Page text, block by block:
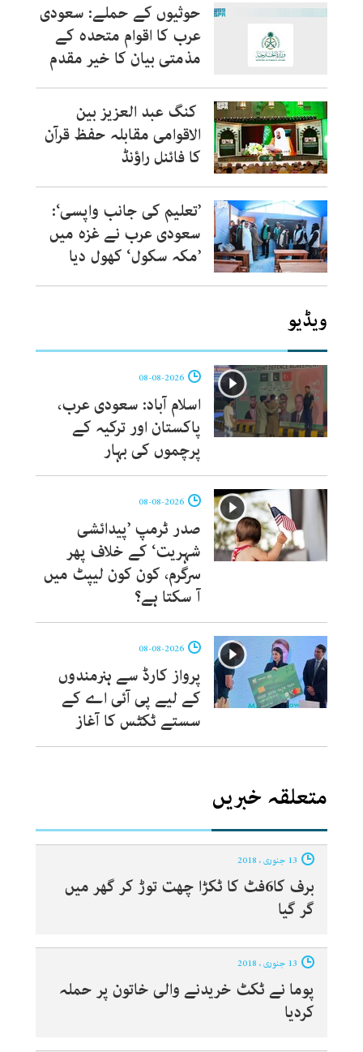
حوثیوں کے حملے: سعودی
عرب کا اقوام متحدہ کے
مذمتی بیان کا خیر مقدم
کنگ عبد العزیز بین
الاقوامی مقابلہ حفظ قرآن
کا فائنل راؤنڈ
’تعلیم کی جانب واپسی‘:
سعودی عرب نے غزہ میں
’مکہ سکول‘ کھول دیا
ویڈیو
اسلام آباد: سعودی عرب،
پاکستان اور ترکیہ کے
پرچموں کی بہار
صدر ٹرمپ ’پیدائشی
شہریت‘ کے خلاف پھر
سرگرم، کون کون لیپٹ میں
آ سکتا ہے؟
پرواز کارڈ سے ہنرمندوں
کے لیے پی آئی اے کے
سستے ٹکٹس کا آغاز
متعلقہ خبریں
برف کا6فٹ کا ٹکڑا چھت توڑ کر گھر میں
گر گیا
پوما نے ٹکٹ خریدنے والی خاتون پر حملہ
کردیا